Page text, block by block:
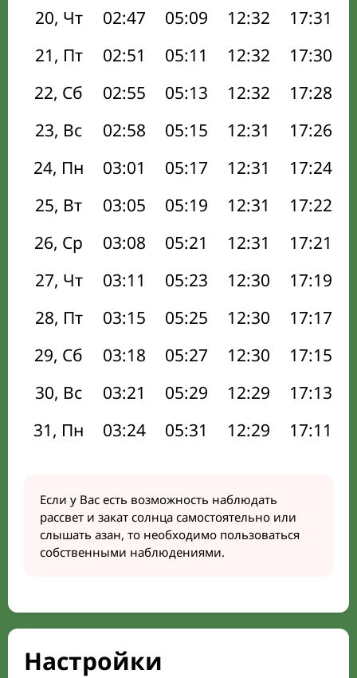
20, Чт
02:47 05:09 12:32 17:31
21, Пт
02:51 05:11 12:32 17:30
22, Сб
02:55 05:13 12:32 17:28
23, Вс
02:58 05:15 12:31 17:26
24, Пн
03:01 05:17 12:31 17:24
25, Вт
03:05 05:19 12:31 17:22
26, Ср
03:08 05:21 12:31 17:21
27, Чт
03:11 05:23 12:30 17:19
28, Пт
03:15 05:25 12:30 17:17
29, Сб
03:18 05:27 12:30 17:15
30, Вс
03:21 05:29 12:29 17:13
31, Пн
03:24 05:31 12:29 17:11
Если у Вас есть возможность наблюдать
рассвет и закат солнца самостоятельно или
слышать азан, то необходимо пользоваться
собственными наблюдениями.
Настройки